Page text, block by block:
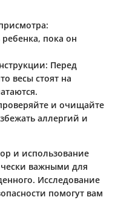
:
пока он
: Перед
весы стоят на
и очищайте
аллергий и
и использование
важными для
Исследование
помогут вам